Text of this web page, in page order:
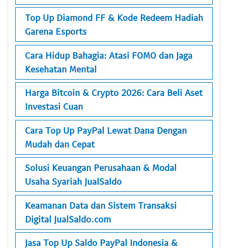
Top Up Diamond FF & Kode Redeem Hadiah
Garena Esports
Cara Hidup Bahagia: Atasi FOMO dan Jaga
Kesehatan Mental
Harga Bitcoin & Crypto 2026: Cara Beli Aset
Investasi Cuan
Cara Top Up PayPal Lewat Dana Dengan
Mudah dan Cepat
Solusi Keuangan Perusahaan & Modal
Usaha Syariah JualSaldo
Keamanan Data dan Sistem Transaksi
Digital JualSaldo.com
Jasa Top Up Saldo PayPal Indonesia &